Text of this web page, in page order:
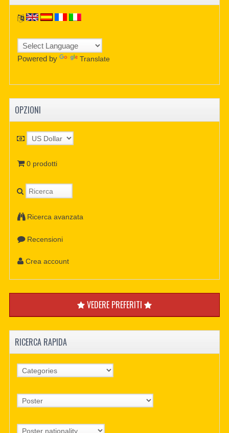
Powered by Translate
OPZIONI
0 prodotti
Ricerca avanzata
Recensioni
Crea account
VEDERE PREFERITI
RICERCA RAPIDA